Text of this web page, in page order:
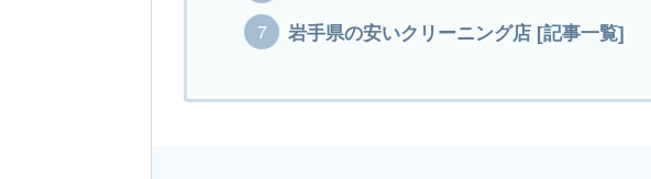
岩手県の安いクリーニング店 [記事一覧]